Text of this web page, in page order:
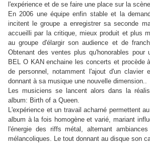
l'expérience et de se faire une place sur la
En 2006 une équipe enfin stable et la
incitent le groupe a enregistrer sa seconde
accueilli par la critique, mieux produit et plus
au groupe d'élargir son audience et de
Obtenant des ventes plus qu'honorables pour
BEL O KAN enchaine les concerts et procède
de personnel, notamment l'ajout d'un clavier
donnant à sa musique une nouvelle dimension..
Les musiciens se lancent alors dans la
album: Birth of a Queen.
L'expérience et un travail acharné permettent
album à la fois homogène et varié, mariant
l'énergie des riffs métal, alternant
mélancoliques. Le tout donnant au disque son